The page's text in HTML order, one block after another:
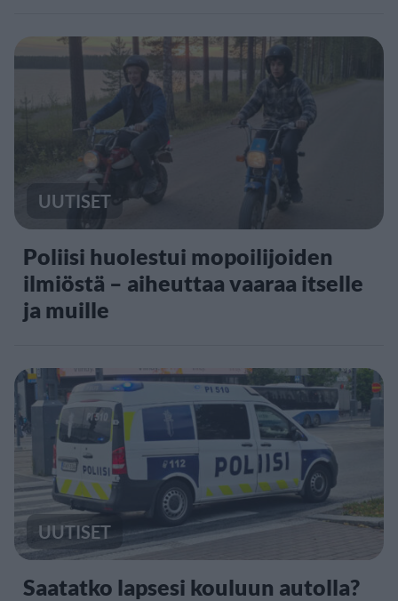
UUTISET
Poliisi huolestui mopoilijoiden
ilmiöstä – aiheuttaa vaaraa itselle
ja muille
UUTISET
Saatatko lapsesi kouluun autolla?